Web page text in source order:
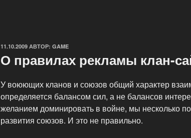
ОПУБЛИКОВАНО
11.10.2009 АВТОР: GAME
О правилах рекламы клан-
У воюющих кланов и союзов общий характер
определяется балансом сил, а не балансов
желанием доминировать в войне, мы несколько
развития союзов. И это не правильно.